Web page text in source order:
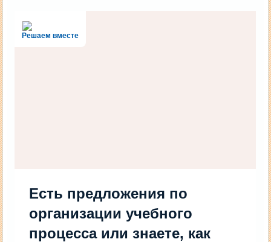
Решаем вместе
Есть предложения по
организации учебного
процесса или знаете, как